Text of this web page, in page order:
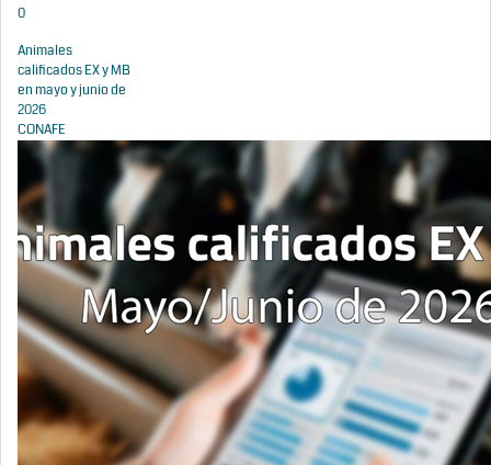
0
Animales
calificados EX y MB
en mayo y junio de
2026
CONAFE